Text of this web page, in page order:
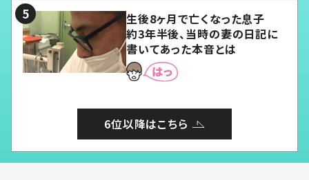
生後8ヶ月で亡くなった息子
約3年半後、当時の妻の日記に
書いてあった本音とは
6位以降はこちら